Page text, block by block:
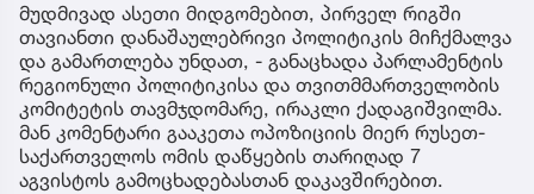
მუდმივად ასეთი მიდგომებით, პირველ რიგში
თავიანთი დანაშაულებრივი პოლიტიკის მიჩქმალვა
და გამართლება უნდათ, - განაცხადა პარლამენტის
რეგიონული პოლიტიკისა და თვითმმართველობის
კომიტეტის თავმჯდომარე, ირაკლი ქადაგიშვილმა.
მან კომენტარი გააკეთა ოპოზიციის მიერ რუსეთ-
საქართველოს ომის დაწყების თარიღად 7
აგვისტოს გამოცხადებასთან დაკავშირებით.